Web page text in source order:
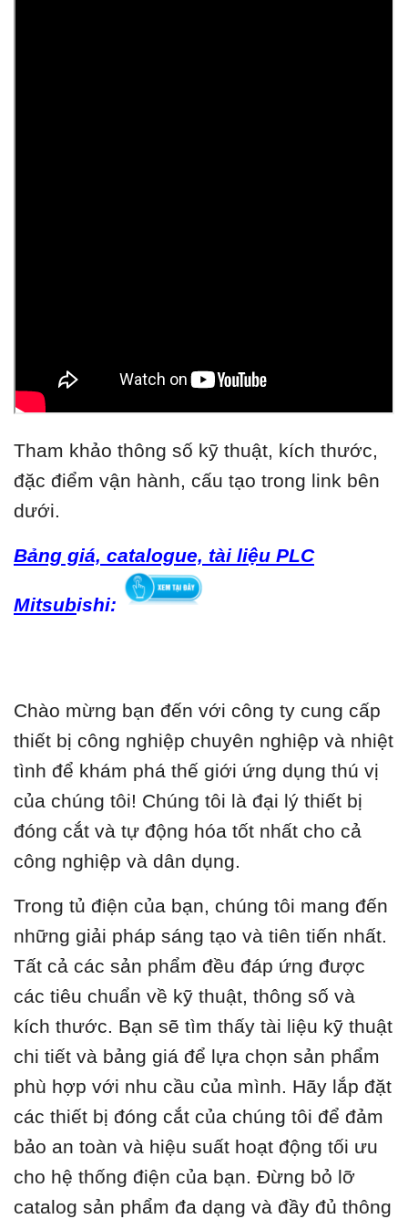
Tham khảo thông số kỹ thuật, kích thước,
đặc điểm vận hành, cấu tạo trong link bên
dưới.
Bảng giá, catalogue, tài liệu PLC
Mitsubishi:
Chào mừng bạn đến với công ty cung cấp
thiết bị công nghiệp chuyên nghiệp và nhiệt
tình để khám phá thế giới ứng dụng thú vị
của chúng tôi! Chúng tôi là đại lý thiết bị
đóng cắt và tự động hóa tốt nhất cho cả
công nghiệp và dân dụng.
Trong tủ điện của bạn, chúng tôi mang đến
những giải pháp sáng tạo và tiên tiến nhất.
Tất cả các sản phẩm đều đáp ứng được
các tiêu chuẩn về kỹ thuật, thông số và
kích thước. Bạn sẽ tìm thấy tài liệu kỹ thuật
chi tiết và bảng giá để lựa chọn sản phẩm
phù hợp với nhu cầu của mình. Hãy lắp đặt
các thiết bị đóng cắt của chúng tôi để đảm
bảo an toàn và hiệu suất hoạt động tối ưu
cho hệ thống điện của bạn. Đừng bỏ lỡ
catalog sản phẩm đa dạng và đầy đủ thông